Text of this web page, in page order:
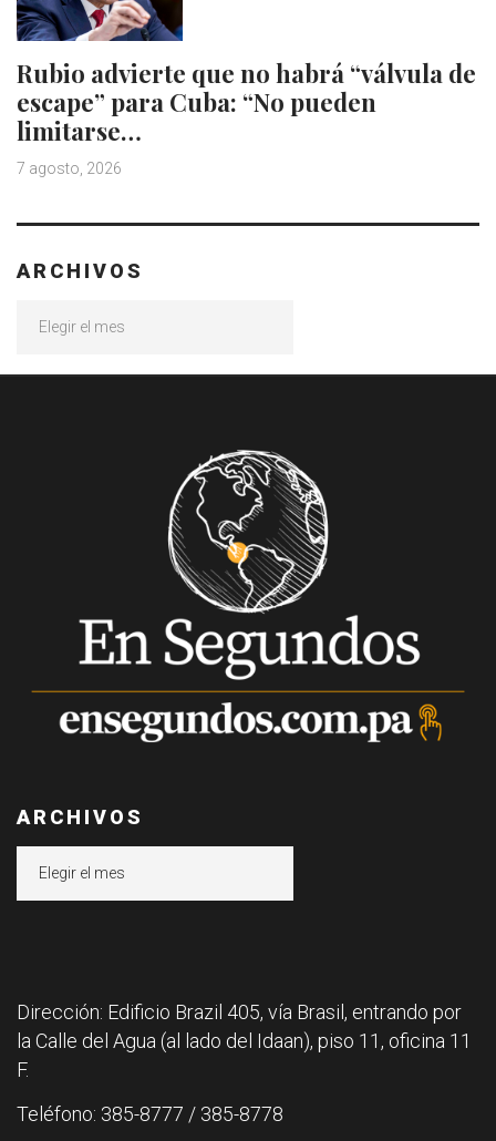
Rubio advierte que no habrá “válvula de
escape” para Cuba: “No pueden
limitarse…
7 agosto, 2026
ARCHIVOS
ARCHIVOS
Dirección: Edificio Brazil 405, vía Brasil, entrando por
la Calle del Agua (al lado del Idaan), piso 11, oficina 11
F.
Teléfono: 385-8777 / 385-8778